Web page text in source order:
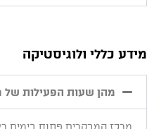
מידע כללי ולוגיסטיקה
מהן שעות הפעילות של
מרכז המבקרים פתוח בימים